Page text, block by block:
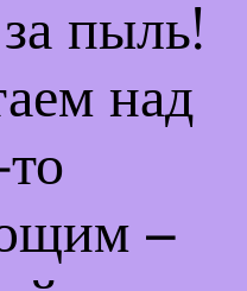
пыль!
над
–